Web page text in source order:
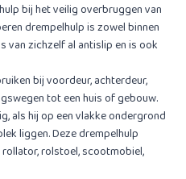
bij het veilig overbruggen van
drempelhulp is zowel binnen
van zichzelf al antislip en is ook
bij voordeur, achterdeur,
tot een huis of gebouw.
als hij op een vlakke ondergrond
liggen. Deze drempelhulp
rolstoel, scootmobiel,